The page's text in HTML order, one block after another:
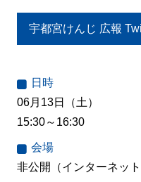
宇都宮けんじ 広報
日時
06月13日（土）
15:30～16:30
会場
非公開（インターネット